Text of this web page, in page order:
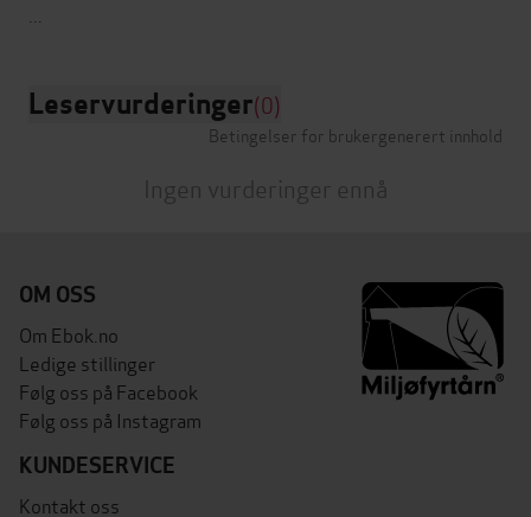
Leservurderinger(0)
Betingelser for brukergenerert innhold
Ingen vurderinger ennå
OM OSS
Om Ebok.no
Ledige stillinger
Følg oss på Facebook
Følg oss på Instagram
KUNDESERVICE
Kontakt oss